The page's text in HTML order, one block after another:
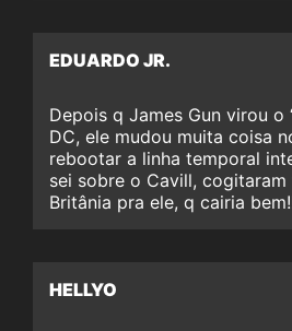
EDUARDO JR.
Depois q James Gun virou o
DC, ele mudou muita coisa
rebootar a linha temporal
sei sobre o Cavill,
Britânia pra ele, q cairia
HELLYO